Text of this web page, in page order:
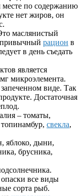
месте по содержанию
нет жиров, он
маслянистый
привычный рацион в
в день съедать
является
микроэлемента.
виде. Так
Достаточная
– томаты,
свекла,
яблоко, дыни,
брусника,
все виды
сорта рыб.